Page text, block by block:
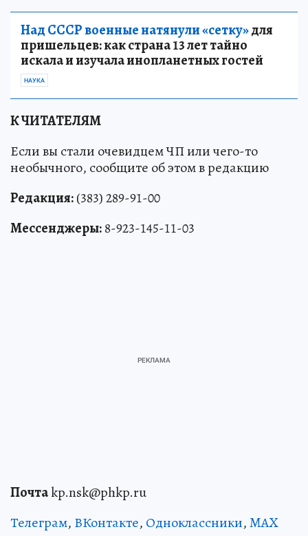
Над СССР военные натянули «сетку»для
пришельцев: как страна 13 лет тайно
искала и изучала инопланетных гостей
НАУКА
К ЧИТАТЕЛЯМ
Если вы стали очевидцем ЧП или чего-то
необычного, сообщите об этом в редакцию
Редакция:(383) 289-91-00
Мессенджеры:8-923-145-11-03
Почтаkp.nsk@phkp.ru
Телеграм, ВКонтакте, Одноклассники,MAX